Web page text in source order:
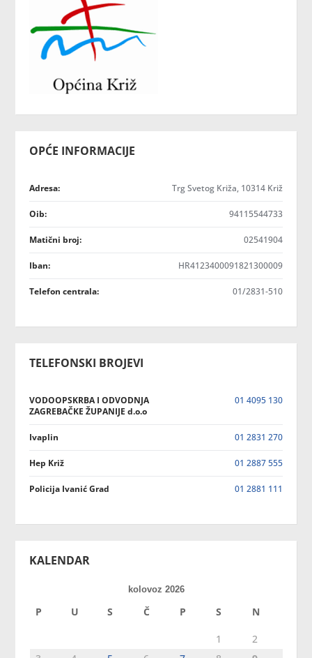
OPĆE INFORMACIJE
Adresa: Trg Svetog Križa, 10314 Križ
Oib: 94115544733
Matični broj: 02541904
Iban: HR4123400091821300009
Telefon centrala: 01/2831-510
TELEFONSKI BROJEVI
VODOOPSKRBA I ODVODNJA
ZAGREBAČKE ŽUPANIJE d.o.o
01 4095 130
Ivaplin 01 2831 270
Hep Križ 01 2887 555
Policija Ivanić Grad 01 2881 111
KALENDAR
kolovoz 2026
P U S Č P S N
1
2